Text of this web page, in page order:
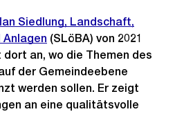
Siedlung, Landschaft,
(SLöBA) von 2021
dort an, wo die Themen des
der Gemeindeebene
werden sollen. Er zeigt
an eine qualitätsvolle